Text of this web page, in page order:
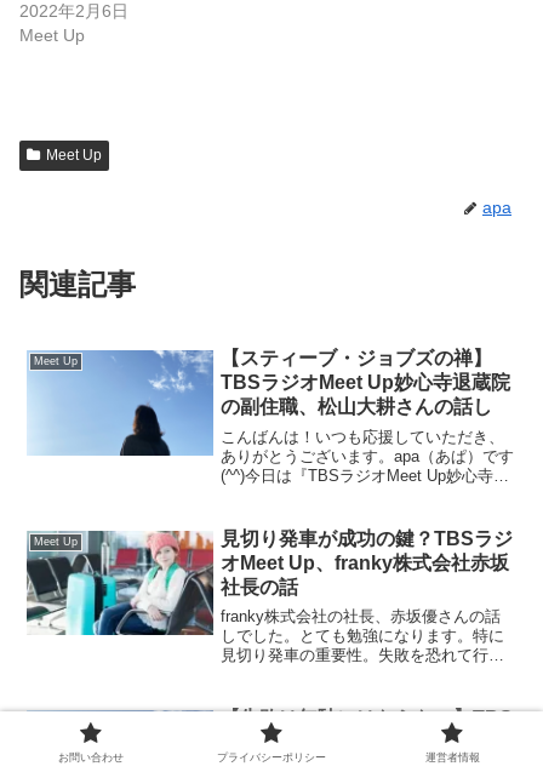
2022年2月6日
Meet Up
Meet Up
apa
関連記事
Meet Up
【スティーブ・ジョブズの禅】
TBSラジオMeet Up妙心寺退蔵院
の副住職、松山大耕さんの話し
こんばんは！いつも応援していただき、
ありがとうございます。apa（あぱ）です
(^^)今日は『TBSラジオMeet Up妙心寺退
Up妙心寺退蔵院の副住職、松山大耕...
Meet Up
見切り発車が成功の鍵？TBSラジ
オMeet Up、franky株式会社赤坂
社長の話
franky株式会社の社長、赤坂優さんの話
しでした。とても勉強になります。特に
見切り発車の重要性。失敗を恐れて行動
も大事なことと学びました。
【失敗は無駄にはならない】TBS
ラジオMeet Up、西陣織の老舗
「細尾」12代目代表細身真考さん
お問い合わせ プライバシーポリシー 運営者情報